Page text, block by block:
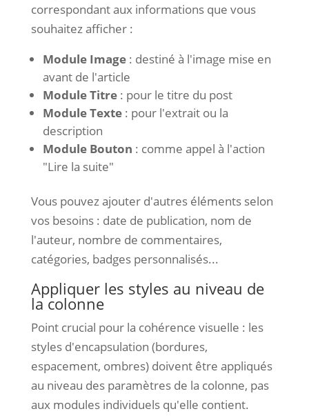
correspondant aux informations que vous
souhaitez afficher :
Module Image: destiné à l'image mise en
avant de l'article
Module Titre: pour le titre du post
Module Texte: pour l'extrait ou la
description
Module Bouton : comme appel à l'action
"Lire la suite"
Vous pouvez ajouter d'autres éléments selon
vos besoins : date de publication, nom de
l'auteur, nombre de commentaires,
catégories, badges personnalisés...
Appliquer les styles au niveau de
la colonne
Point crucial pour la cohérence visuelle : les
styles d'encapsulation (bordures,
espacement, ombres) doivent être appliqués
au niveau des paramètres de la colonne, pas
aux modules individuels qu'elle contient.